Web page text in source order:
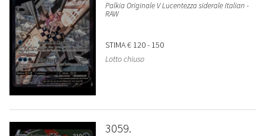
Palkia Originale V Lucentezza siderale Italian -
RAW
STIMA€ 120 - 150
Lotto chiuso
3059